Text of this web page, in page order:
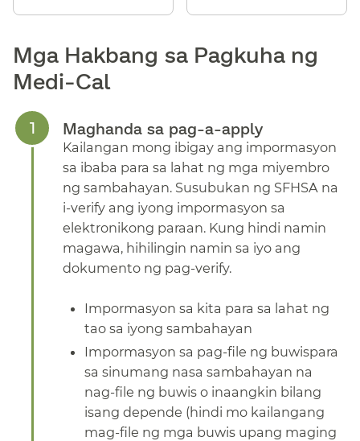
Mga Hakbang sa Pagkuha ng
Medi-Cal​​
Maghanda sa pag-a-apply​​
Kailangan mong ibigay ang impormasyon
sa ibaba para sa lahat ng mga miyembro
ng sambahayan. Susubukan ng SFHSA na
i-verify ang iyong impormasyon sa
elektronikong paraan. Kung hindi namin
magawa, hihilingin namin sa iyo ang
dokumento ng pag-verify.​​
Impormasyon sa kita para sa lahat ng
tao sa iyong sambahayan​​
Impormasyon sa pag-file ng buwispara
sa sinumang nasa sambahayan na
nag-file ng buwis o inaangkin bilang
isang depende (hindi mo kailangang
mag-file ng mga buwis upang maging